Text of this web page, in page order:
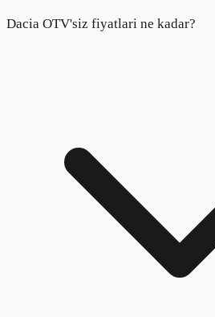
Dacia OTV'siz fiyatlari ne kadar?